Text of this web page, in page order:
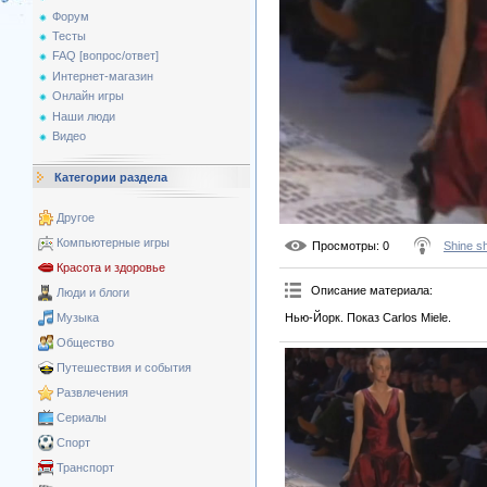
Форум
Тесты
FAQ [вопрос/ответ]
Интернет-магазин
Онлайн игры
Наши люди
Видео
Категории раздела
Другое
Компьютерные игры
Красота и здоровье
Люди и блоги
Музыка
Общество
Путешествия и события
Развлечения
Сериалы
Спорт
Транспорт
Просмотры: 0 Shine
Описание материала:
Нью-Йорк. Показ Carlos Miele.